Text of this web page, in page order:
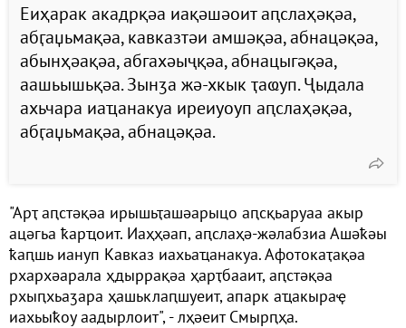
Еиҳарак акадрқәа иақәшәоит аԥслаҳәқәа,
абӷаџьмақәа, кавказтәи амшәқәа, абнацәқәа,
абынҳәақәа, абгахәыҷқәа, абнацыгәқәа,
аашьышьқәа. Зынӡа жә-хкык ҭаҩуп. Ҷыдала
ахьчара иаҵанакуа иреиуоуп аԥслаҳәқәа,
абӷаџьмақәа, абнацәқәа.
"Арҭ аԥстәқәа ирышьҭашәарыцо аԥсқьаруаа акыр
ацәгьа ҟарҵоит. Иаҳҳәап, аԥслаҳә-жәлабзиа Ашәҟәы
ҟаԥшь иануп Кавказ иахьаҵанакуа. Афотокаҭақәа
рхархәарала ҳдыррақәа ҳарҭбааит, аԥстәқәа
рхыԥхьаӡара ҳашьклаԥшуеит, апарк аҵакыраҿ
иахьыҟоу аадырлоит", - лҳәеит Смырԥҳа.